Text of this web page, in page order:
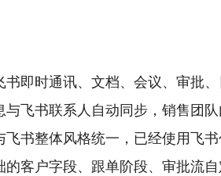
书即时通讯、文档、会议、审批
飞书联系人自动同步，销售团队
飞书整体风格统一，已经使用飞
的客户字段、跟单阶段、审批流